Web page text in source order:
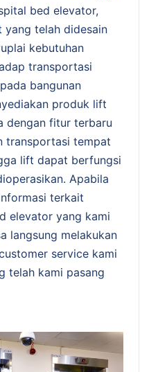
bed elevator,
telah didesain
kebutuhan
transportasi
bangunan
produk lift
dengan fitur terbaru
transportasi tempat
lift dapat berfungsi
Apabila
terkait
elevator yang kami
langsung melakukan
service kami
telah kami pasang